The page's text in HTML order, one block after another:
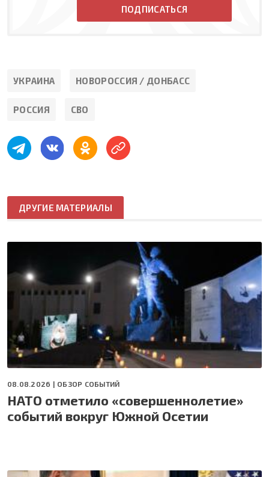
ПОДПИСАТЬСЯ
УКРАИНА НОВОРОССИЯ / ДОНБАСС
РОССИЯ СВО
ДРУГИЕ МАТЕРИАЛЫ
08.08.2026 | ОБЗОР СОБЫТИЙ
НАТО отметило «совершеннолетие»
событий вокруг Южной Осетии